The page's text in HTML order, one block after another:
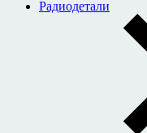
Радиодетали